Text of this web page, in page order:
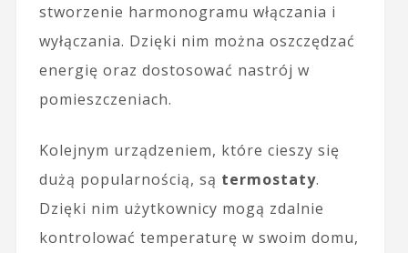
stworzenie harmonogramu włączania i
wyłączania. Dzięki nim można oszczędzać
energię oraz dostosować nastrój w
pomieszczeniach.
Kolejnym urządzeniem, które cieszy się
dużą popularnością, są termostaty.
Dzięki nim użytkownicy mogą zdalnie
kontrolować temperaturę w swoim domu,